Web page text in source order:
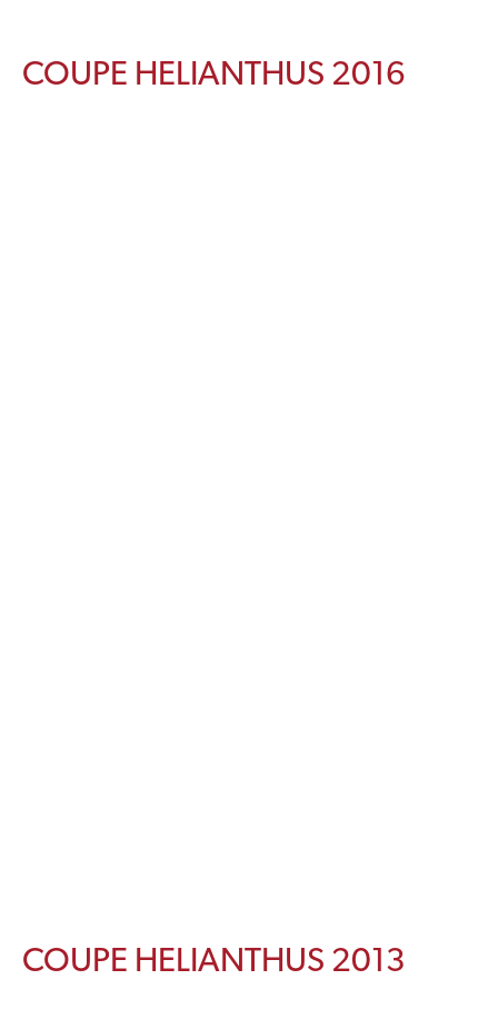
COUPE HELIANTHUS 2016
COUPE HELIANTHUS 2013